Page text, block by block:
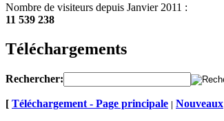
Nombre de visiteurs depuis Janvier 2011 :
11 539 238
Téléchargements
Rechercher:
[ Téléchargement - Page principale | Nouveaux